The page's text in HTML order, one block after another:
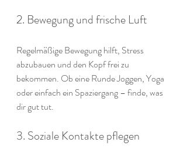
2. Bewegung und frische Luft
Regelmäßige Bewegung hilft, Stress
abzubauen und den Kopf frei zu
bekommen. Ob eine Runde Joggen, Yoga
oder einfach ein Spaziergang – finde, was
dir gut tut.
3. Soziale Kontakte pflegen